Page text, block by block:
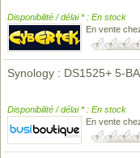
Disponibilité / délai * : En stock
En vente
Synology : DS1525+ 5-
Disponibilité / délai * : En stock
En vente